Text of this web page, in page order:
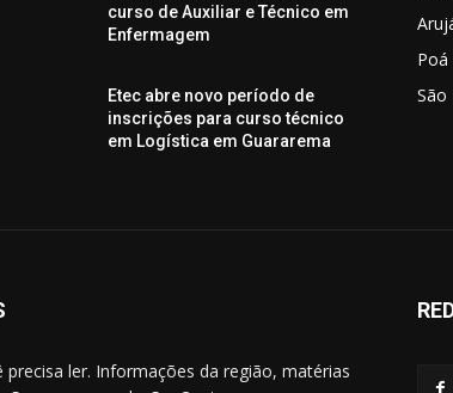
curso de Auxiliar e Técnico em
Enfermagem
Etec abre novo período de
inscrições para curso técnico
em Logística em Guararema
Poá
São
precisa ler. Informações da região, matérias